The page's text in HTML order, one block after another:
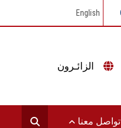
English
تواصل معنا